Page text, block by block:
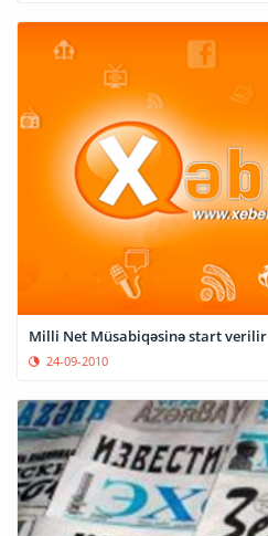
Milli Net Müsabiqəsinə start verilir
24-09-2010